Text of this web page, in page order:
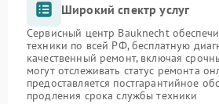
Широкий спектр услуг
Сервисный центр Bauknecht
техники по всей РФ, бесплатную
качественный ремонт, включая
могут отслеживать статус ремонта
предоставляется постгарантийное
продления срока службы техники